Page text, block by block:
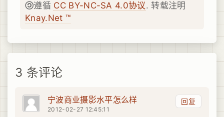
遵循 CC BY-NC-SA 4.0协议. 转载注明
Knay.Net ™
3 条评论
回复
宁波商业摄影水平怎么样
2012-02-27 12:45:11